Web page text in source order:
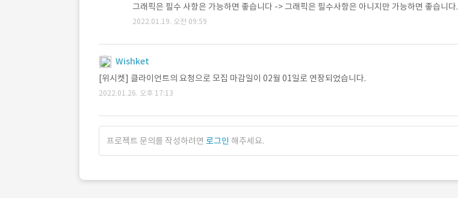
그래픽은 필수 사항은 가능하면 좋습니다 -> 그래픽은 필수사항은 아니지만 가능하면 좋습니다.
2022.01.19. 오전 09:59
Wishket
[위시켓] 클라이언트의 요청으로 모집 마감일이 02월 01일로 연장되었습니다.
2022.01.26. 오후 17:13
프로젝트 문의를 작성하려면 로그인 해주세요.